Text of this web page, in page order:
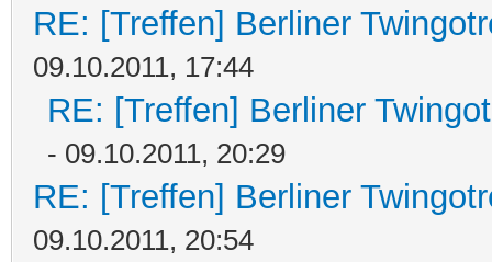
RE: [Treffen] Berliner
09.10.2011, 17:44
RE: [Treffen] Berliner
- 09.10.2011, 20:29
RE: [Treffen] Berliner
09.10.2011, 20:54